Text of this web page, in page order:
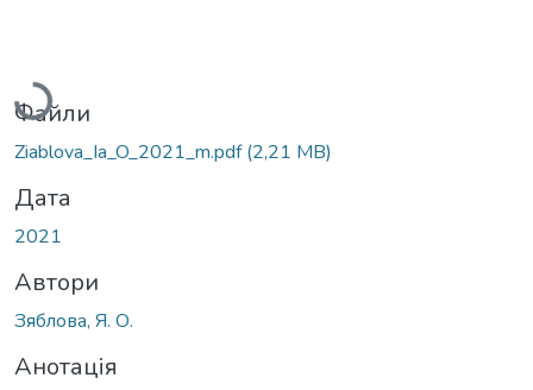
Вантажиться...
Файли
Ziablova_Ia_O_2021_m.pdf(2,21 MB)
Дата
2021
Автори
Зяблова, Я. О.
Анотація